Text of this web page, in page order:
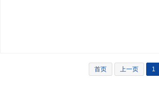
首页 上一页 1